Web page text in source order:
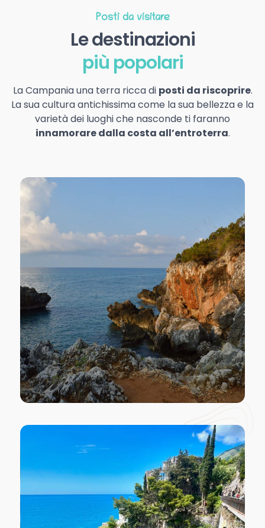
Posti da visitare
Le destinazioni
più popolari
La Campania una terra ricca di posti da riscoprire.
La sua cultura antichissima come la sua bellezza e la
varietà dei luoghi che nasconde ti faranno
innamorare dalla costa all’entroterra.